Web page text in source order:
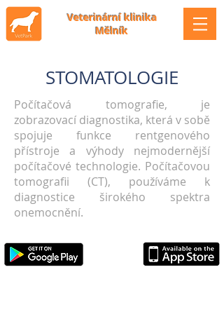
Veterinární klinika
Mělník
STOMATOLOGIE
Počítačová tomografie, je
zobrazovací diagnostika, která v sobě
spojuje funkce rentgenového
přístroje a výhody nejmodernější
počítačové technologie. Počítačovou
tomografii (CT), používáme k
diagnostice širokého spektra
onemocnění.